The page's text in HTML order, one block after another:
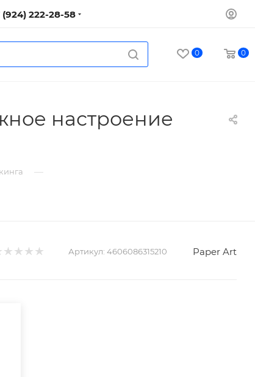
(924) 222-28-58
0 0
настроение
—
Артикул: 4606086315210 Paper Art